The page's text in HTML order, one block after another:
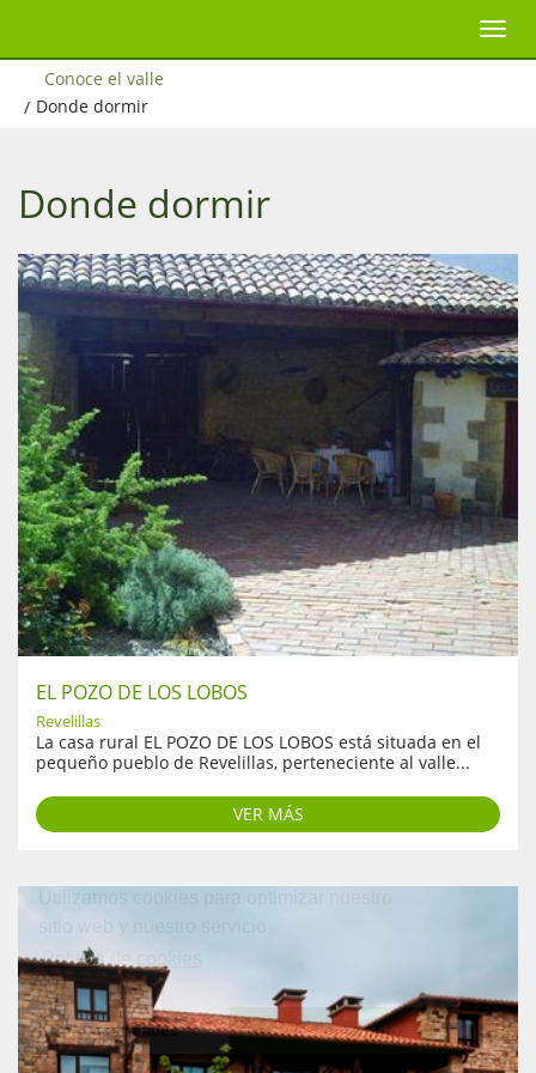
sitio web y nuestro servicio
Politica de cookies
Solo esenciales Aceptar Todo
Conoce el valle
/ Donde dormir
Donde dormir
EL POZO DE LOS LOBOS
Revelillas
La casa rural EL POZO DE LOS LOBOS está situada en el
pequeño pueblo de Revelillas, perteneciente al valle...
VER MÁS